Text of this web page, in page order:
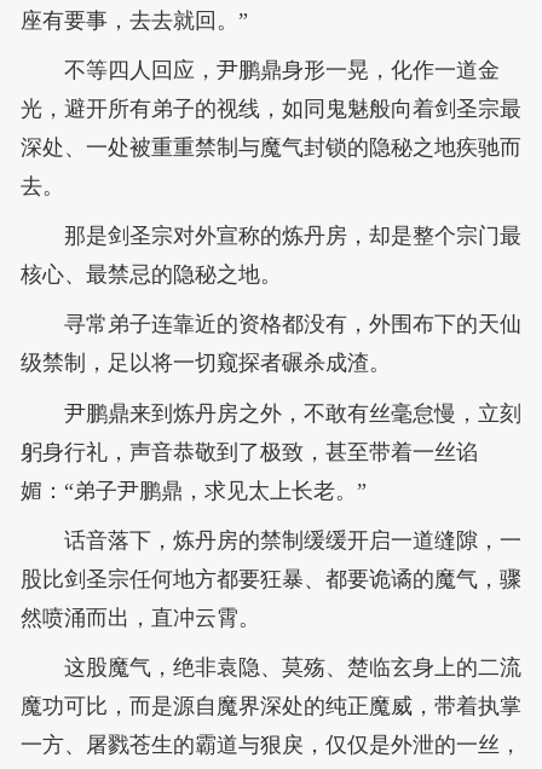
座有要事，去去就回。”
不等四人回应，尹鹏鼎身形一晃，化作一道金
光，避开所有弟子的视线，如同鬼魅般向着剑圣宗最
深处、一处被重重禁制与魔气封锁的隐秘之地疾驰而
去。
那是剑圣宗对外宣称的炼丹房，却是整个宗门最
核心、最禁忌的隐秘之地。
寻常弟子连靠近的资格都没有，外围布下的天仙
级禁制，足以将一切窥探者碾杀成渣。
尹鹏鼎来到炼丹房之外，不敢有丝毫怠慢，立刻
躬身行礼，声音恭敬到了极致，甚至带着一丝谄
媚：“弟子尹鹏鼎，求见太上长老。”
话音落下，炼丹房的禁制缓缓开启一道缝隙，一
股比剑圣宗任何地方都要狂暴、都要诡谲的魔气，骤
然喷涌而出，直冲云霄。
这股魔气，绝非袁隐、莫殇、楚临玄身上的二流
魔功可比，而是源自魔界深处的纯正魔威，带着执掌
一方、屠戮苍生的霸道与狠戾，仅仅是外泄的一丝，